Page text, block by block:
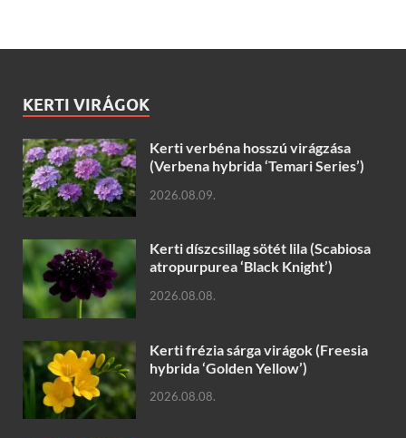
KERTI VIRÁGOK
Kerti verbéna hosszú virágzása
(Verbena hybrida ‘Temari Series’)
2026.08.09.
Kerti díszcsillag sötét lila (Scabiosa
atropurpurea ‘Black Knight’)
2026.08.08.
Kerti frézia sárga virágok (Freesia
hybrida ‘Golden Yellow’)
2026.08.08.